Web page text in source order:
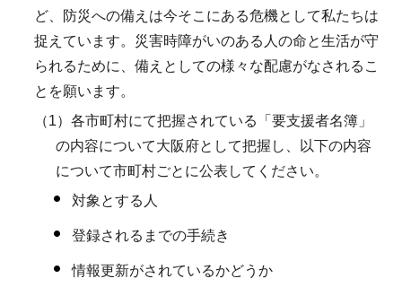
ど、防災への備えは今そこにある危機として私たちは
捉えています。災害時障がいのある人の命と生活が守
られるために、備えとしての様々な配慮がなされるこ
とを願います。
（1）各市町村にて把握されている「要支援者名簿」
の内容について大阪府として把握し、以下の内容
について市町村ごとに公表してください。
対象とする人
登録されるまでの手続き
情報更新がされているかどうか